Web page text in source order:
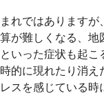
まれではあります
算が難しくなる、地
といった症状も起
時的に現れたり消え
レスを感じている時